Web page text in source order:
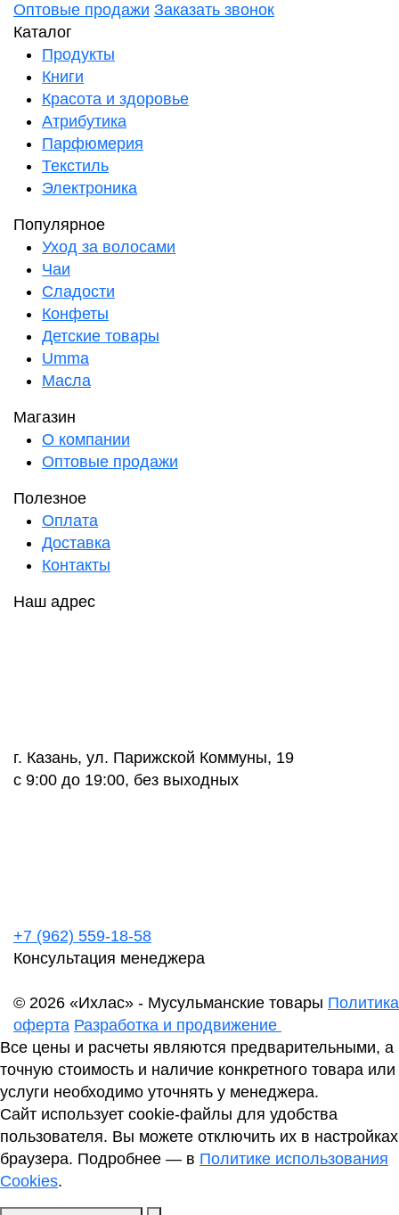
Оптовые продажи Заказать звонок
Каталог
Продукты
Книги
Красота и здоровье
Атрибутика
Парфюмерия
Текстиль
Электроника
Популярное
Уход за волосами
Чаи
Сладости
Конфеты
Детские товары
Umma
Масла
Магазин
О компании
Оптовые продажи
Полезное
Оплата
Доставка
Контакты
Наш адрес
г. Казань, ул. Парижской Коммуны, 19
с 9:00 до 19:00, без выходных
+7 (962) 559-18-58
Консультация менеджера
© 2026 «Ихлас» - Мусульманские товары
оферта Разработка и продвижение
Все цены и расчеты являются предварительными, а
точную стоимость и наличие конкретного товара или
услуги необходимо уточнять у менеджера.
Сайт использует cookie-файлы для удобства
пользователя. Вы можете отключить их в настройках
браузера. Подробнее — в Политике использования
Cookies.